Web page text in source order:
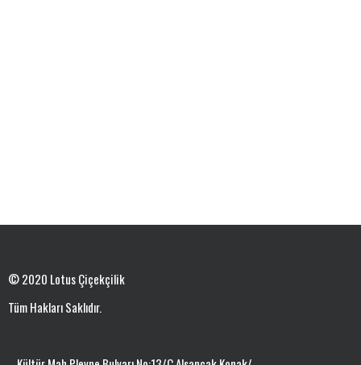
© 2020 Lotus Çiçekçilik
Tüm Hakları Saklıdır.